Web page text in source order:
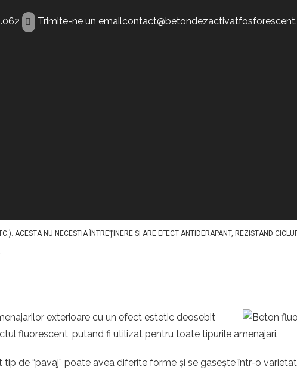
Trimite-ne un email
ACESTA NU NECESTIA ÎNTREȚINERE SI ARE EFECT ANTIDERAPANT, REZISTAND
exterioare cu un efect estetic deosebit
fluorescent, putand fi utilizat pentru toate tipurile amenajari.
de “pavaj” poate avea diferite forme și se gasește într-o